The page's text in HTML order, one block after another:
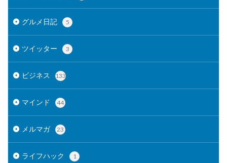
グルメ日記 5
ツイッター 3
ビジネス 133
マインド 44
メルマガ 23
ライフハック 1